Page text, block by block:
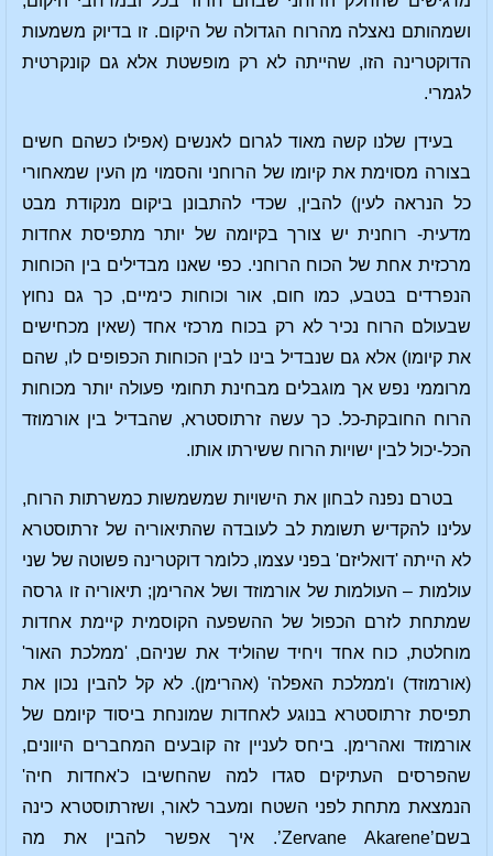
ושמהותם נאצלה מהרוח הגדולה של היקום. זו בדיוק משמעות
הדוקטרינה הזו, שהייתה לא רק מופשטת אלא גם קונקרטית
לגמרי.
בעידן שלנו קשה מאוד לגרום לאנשים (אפילו כשהם חשים
בצורה מסוימת את קיומו של הרוחני והסמוי מן העין שמאחורי
כל הנראה לעין) להבין, שכדי להתבונן ביקום מנקודת מבט
מדעית- רוחנית יש צורך בקיומה של יותר מתפיסת אחדות
מרכזית אחת של הכוח הרוחני. כפי שאנו מבדילים בין הכוחות
הנפרדים בטבע, כמו חום, אור וכוחות כימיים, כך גם נחוץ
שבעולם הרוח נכיר לא רק בכוח מרכזי אחד (שאין מכחישים
את קיומו) אלא גם שנבדיל בינו לבין הכוחות הכפופים לו, שהם
מרוממי נפש אך מוגבלים מבחינת תחומי פעולה יותר מכוחות
הרוח החובקת-כל. כך עשה זרתוסטרא, שהבדיל בין אורמוזד
הכל-יכול לבין ישויות הרוח ששירתו אותו.
בטרם נפנה לבחון את הישויות שמשמשות כמשרתות הרוח,
עלינו להקדיש תשומת לב לעובדה שהתיאוריה של זרתוסטרא
לא הייתה 'דואליזם' בפני עצמו, כלומר דוקטרינה פשוטה של שני
עולמות – העולמות של אורמוזד ושל אהרימן; תיאוריה זו גרסה
שמתחת לזרם הכפול של ההשפעה הקוסמית קיימת אחדות
מוחלטת, כוח אחד ויחיד שהוליד את שניהם, 'ממלכת האור'
(אורמוזד) ו'ממלכת האפלה' (אהרימן). לא קל להבין נכון את
תפיסת זרתוסטרא בנוגע לאחדות שמונחת ביסוד קיומם של
אורמוזד ואהרימן. ביחס לעניין זה קובעים המחברים היוונים,
שהפרסים העתיקים סגדו למה שהחשיבו כ'אחדות חיה'
הנמצאת מתחת לפני השטח ומעבר לאור, ושזרתוסטרא כינה
בשם’Zervane Akarene’. איך אפשר להבין את מה